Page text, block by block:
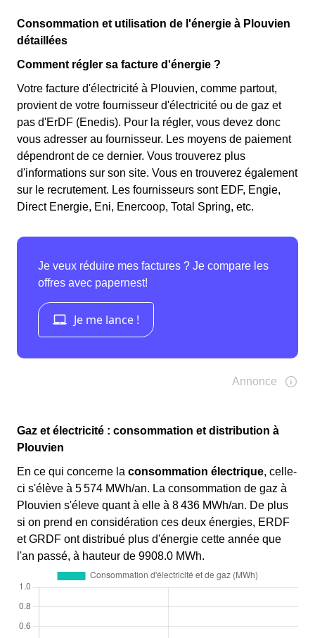
Consommation et utilisation de l'énergie à Plouvien
détaillées
Comment régler sa facture d'énergie ?
Votre facture d'électricité à Plouvien, comme partout,
provient de votre fournisseur d'électricité ou de gaz et
pas d'ErDF (Enedis). Pour la régler, vous devez donc
vous adresser au fournisseur. Les moyens de paiement
dépendront de ce dernier. Vous trouverez plus
d'informations sur son site. Vous en trouverez également
sur le recrutement. Les fournisseurs sont EDF, Engie,
Direct Energie, Eni, Enercoop, Total Spring, etc.
Gaz et électricité : consommation et distribution à
Plouvien
En ce qui concerne la consommation électrique, celle-
ci s'élève à 5 574 MWh/an. La consommation de gaz à
Plouvien s'éleve quant à elle à 8 436 MWh/an. De plus
si on prend en considération ces deux énergies, ERDF
et GRDF ont distribué plus d'énergie cette année que
l'an passé, à hauteur de 9908.0 MWh.